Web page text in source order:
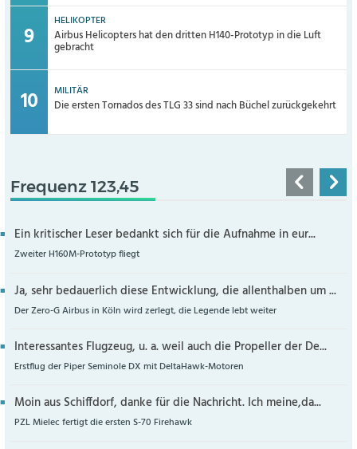
HELIKOPTER
Airbus Helicopters hat den dritten H140-Prototyp in die Luft
gebracht
MILITÄR
Die ersten Tornados des TLG 33 sind nach Büchel zurückgekehrt
Frequenz 123,45
Ein kritischer Leser bedankt sich für die Aufnahme in eur...
Zweiter H160M-Prototyp fliegt
Ja, sehr bedauerlich diese Entwicklung, die allenthalben um ...
Der Zero-G Airbus in Köln wird zerlegt, die Legende lebt weiter
Interessantes Flugzeug, u. a. weil auch die Propeller der De...
Erstflug der Piper Seminole DX mit DeltaHawk-Motoren
Moin aus Schiffdorf, danke für die Nachricht. Ich meine,da...
PZL Mielec fertigt die ersten S-70 Firehawk